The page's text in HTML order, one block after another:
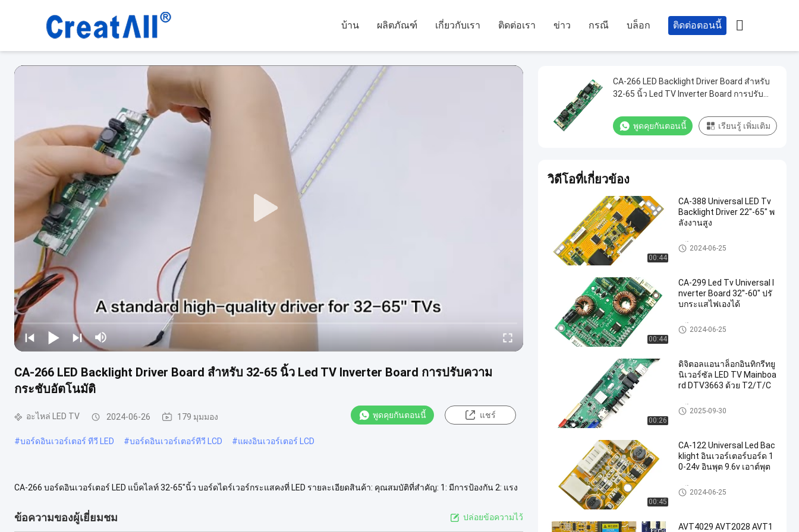
บ้าน ผลิตภัณฑ์ เกี่ยวกับเรา ติดต่อเรา ข่าว กรณี บล็อก ติดต่อตอนนี้ 
CA-266 LED Backlight Driver Board สําหรับ 32-65 นิ้ว Led TV Inverter Board การปรับความ
กระชับอัตโนมัติ
อะไหล่ LED TV 2024-06-26 179 มุมมอง พูดคุยกันตอนนี้ แชร์
#บอร์ดอินเวอร์เตอร์ ทีวี LED #บอร์ดอินเวอร์เตอร์ทีวี LCD #แผงอินเวอร์เตอร์ LCD
CA-266 บอร์ดอินเวอร์เตอร์ LED แบ็คไลท์ 32-65"นิ้ว บอร์ดไดร์เวอร์กระแสคงที่ LED รายละเอียดสินค้า: คุณสมบัติที่สำคัญ: 1: มีการป้องกัน 2: แรง
ข้อความของผู้เยี่ยมชม ปล่อยข้อความไว้
CA-266 LED Backlight Driver Board สําหรับ
32-65 นิ้ว Led TV Inverter Board การปรับ
พูดคุยกันตอนนี้ เรียนรู้ เพิ่มเติม
วิดีโอที่เกี่ยวข้อง
00:44
CA-388 Universal LED Tv
Backlight Driver 22"-65" พ
ลังงานสูง
อะไหล่ LED TV
2024-06-25
00:44
CA-299 Led Tv Universal I
nverter Board 32''-60" ปรั
บกระแสไฟเองได้
อะไหล่ LED TV
2024-06-25
00:26
ดิจิตอลแอนาล็อกอินทิกรีทยู
นิเวอร์ซัล LED TV Mainboa
rd DTV3663 ด้วย T2/T/C
อะไหล่ LED TV
2025-09-30
00:45
CA-122 Universal Led Bac
klight อินเวอร์เตอร์บอร์ด 1
0-24v อินพุต 9.6v เอาต์พุต
อะไหล่ LED TV
2024-06-25
AVT4029 AVT2028 AVT1